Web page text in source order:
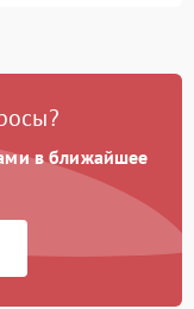
Подробнее →
в ближайшее